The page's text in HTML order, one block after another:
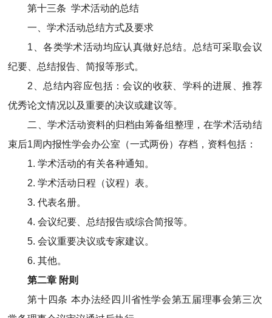
第十三条 学术活动的总结
一、学术活动总结方式及要求
1、各类学术活动均应认真做好总结。总结可采取会议
纪要、总结报告、简报等形式。
2、总结内容应包括：会议的收获、学科的进展、推荐
优秀论文情况以及重要的决议或建议等。
二、学术活动资料的归档由筹备组整理，在学术活动结
束后1周内报性学会办公室（一式两份）存档，资料包括：
1. 学术活动的有关各种通知。
2. 学术活动日程（议程）表。
3. 代表名册。
4. 会议纪要、总结报告或综合简报等。
5. 会议重要决议或专家建议。
6. 其他。
第二章 附则
第十四条 本办法经四川省性学会第五届理事会第三次